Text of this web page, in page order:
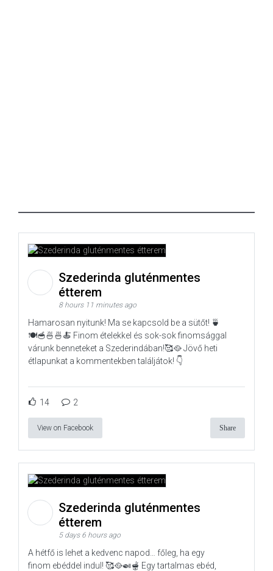
Szederinda gluténmentes
étterem
8 hours 11 minutes ago
Hamarosan nyitunk! Ma se kapcsold be a sütőt! 🍵
🍽️🥣🍜🍜🍝 Finom ételekkel és sok-sok finomsággal
várunk benneteket a Szederindában!🥰🥘 Jövő heti
étlapunkat a kommentekben találjátok! 👇
14 2
View on Facebook Share
Szederinda gluténmentes
étterem
5 days 6 hours ago
A hétfő is lehet a kedvenc napod… főleg, ha egy
finom ebéddel indul! 🥰🥘🍛🫕 Egy tartalmas ebéd,